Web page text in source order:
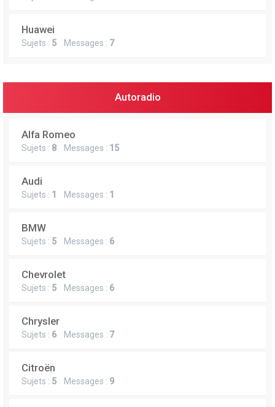
Huawei
Sujets : 5 Messages : 7
Autoradio
Alfa Romeo
Sujets : 8 Messages : 15
Audi
Sujets : 1 Messages : 1
BMW
Sujets : 5 Messages : 6
Chevrolet
Sujets : 5 Messages : 6
Chrysler
Sujets : 6 Messages : 7
Citroën
Sujets : 5 Messages : 9